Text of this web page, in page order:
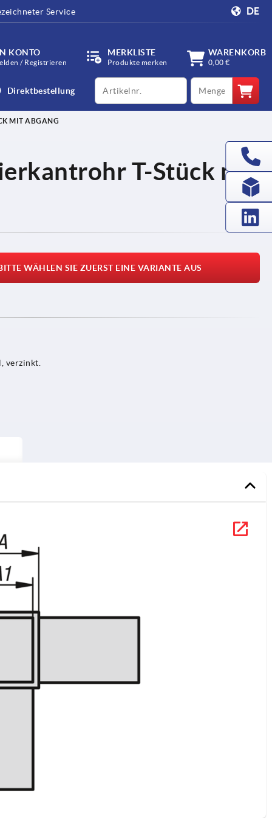
Service DE
KONTO
/ Registrieren
MERKLISTE
Produkte merken
WARENKORB
0,00 €
Direktbestellung
productCode qty
MIT ABGANG
T-Stück mit
WÄHLEN SIE ZUERST EINE VARIANTE AUS
verzinkt.